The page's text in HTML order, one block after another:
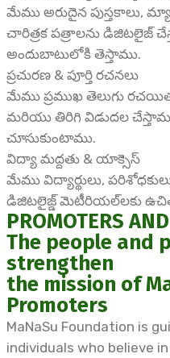
మేము అరుదైన పుస్తకాలు,
చారిత్రక పత్రాలను డిజిటలైజ్
అందుబాటులోకి తెస్తాము.
ప్రచురణ & పూర్తి రచనలు
మేము ప్రముఖ తెలుగు
మరియు తిరిగి విడుదల
చూసుకుంటాము.
విద్యా మద్దతు & యాక్సెస్
మేము విద్యార్థులు,
డిజిటలైజ్డ్ మెటీరియల్‌లకు
PROMOTERS
The people and
strengthen
the mission of
Promoters
MaNaSu Foundation is
individuals who believe